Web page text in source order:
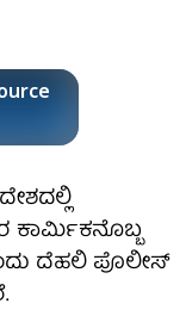
ಕಾರ್ಮಿಕನೊಬ್ಬ
ದೆಹಲಿ ಪೊಲೀಸ್